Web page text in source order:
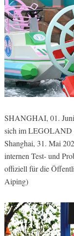
SHANGHAI, 01.
sich im LEGOLAND
Shanghai, 31. Mai
internen Test- und
offiziell für die
Aiping)